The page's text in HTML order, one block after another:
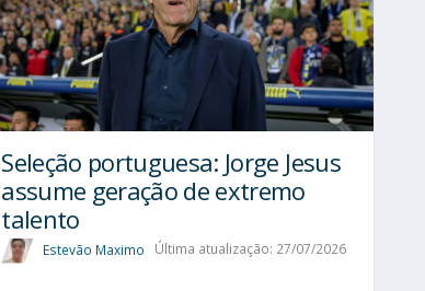
Seleção portuguesa: Jorge Jesus
assume geração de extremo
talento
Estevão Maximo Última atualização: 27/07/2026